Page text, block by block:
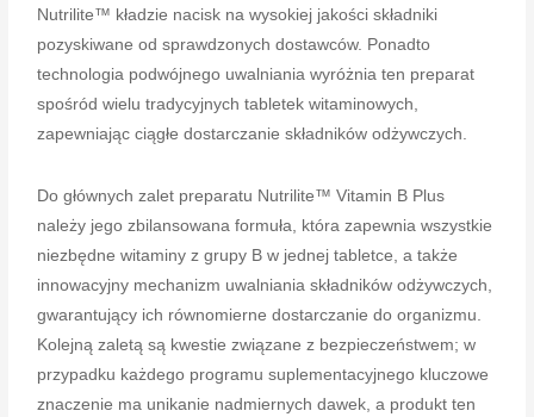
Nutrilite™ kładzie nacisk na wysokiej jakości składniki
pozyskiwane od sprawdzonych dostawców. Ponadto
technologia podwójnego uwalniania wyróżnia ten preparat
spośród wielu tradycyjnych tabletek witaminowych,
zapewniając ciągłe dostarczanie składników odżywczych.
Do głównych zalet preparatu Nutrilite™ Vitamin B Plus
należy jego zbilansowana formuła, która zapewnia wszystkie
niezbędne witaminy z grupy B w jednej tabletce, a także
innowacyjny mechanizm uwalniania składników odżywczych,
gwarantujący ich równomierne dostarczanie do organizmu.
Kolejną zaletą są kwestie związane z bezpieczeństwem; w
przypadku każdego programu suplementacyjnego kluczowe
znaczenie ma unikanie nadmiernych dawek, a produkt ten